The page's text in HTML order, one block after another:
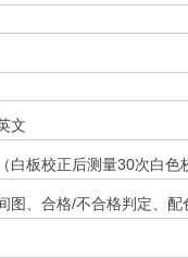
文
白板校正后测量30次白色
图、合格/不合格判定、配